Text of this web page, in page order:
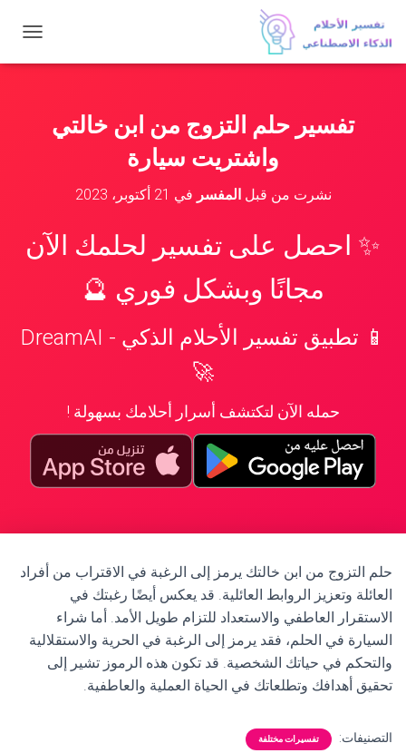
ب
تفسير حلم التزوج من ابن خالتي
واشتريت سيارة
نشرت من قبلالمفسر في 21 أكتوبر، 2023
✨ احصل على تفسير لحلمك الآن
مجانًا وبشكل فوري 🔮
📱 تطبيق تفسير الأحلام الذكي - DreamAI
🚀
حمله الآن لتكتشف أسرار أحلامك بسهولة !
حلم التزوج من ابن خالتك يرمز إلى الرغبة في الاقتراب من أفراد
العائلة وتعزيز الروابط العائلية. قد يعكس أيضًا رغبتك في
الاستقرار العاطفي والاستعداد للتزام طويل الأمد. أما شراء
السيارة في الحلم، فقد يرمز إلى الرغبة في الحرية والاستقلالية
والتحكم في حياتك الشخصية. قد تكون هذه الرموز تشير إلى
تحقيق أهدافك وتطلعاتك في الحياة العملية والعاطفية.
التصنيفات: تفسيرات مختلفة